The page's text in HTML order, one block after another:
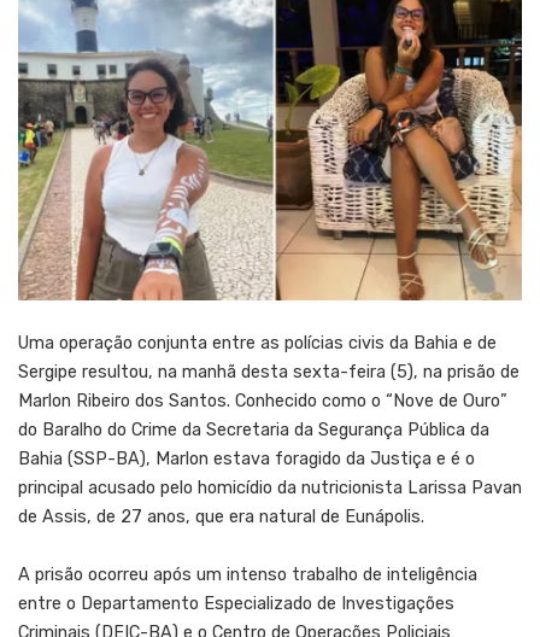
Uma operação conjunta entre as polícias civis da Bahia e de
Sergipe resultou, na manhã desta sexta-feira (5), na prisão de
Marlon Ribeiro dos Santos. Conhecido como o “Nove de Ouro”
do Baralho do Crime da Secretaria da Segurança Pública da
Bahia (SSP-BA), Marlon estava foragido da Justiça e é o
principal acusado pelo homicídio da nutricionista Larissa Pavan
de Assis, de 27 anos, que era natural de Eunápolis.
A prisão ocorreu após um intenso trabalho de inteligência
entre o Departamento Especializado de Investigações